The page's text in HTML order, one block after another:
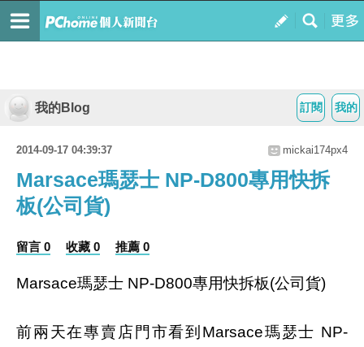
我的
訂閱
我的Blog
2014-09-17 04:39:37 mickai174px4
Marsace瑪瑟士 NP-D800專用快拆
板(公司貨)
留言 0 收藏 0 推薦 0
Marsace瑪瑟士 NP-D800專用快拆板(公司貨)
前兩天在專賣店門市看到Marsace瑪瑟士 NP-